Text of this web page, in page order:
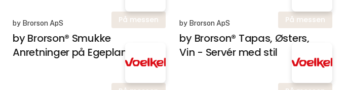
På messen
by Brorson ApS
by Brorson® Smukke
Anretninger på Egeplanker
På messen
by Brorson ApS
by Brorson® Tapas, Østers,
Vin - Servér med stil